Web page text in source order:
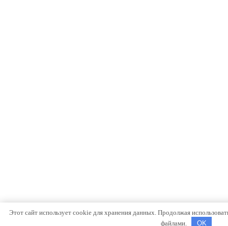
Этот сайт использует cookie для хранения данных. Продолжая
файлами.
OK